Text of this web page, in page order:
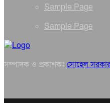
Sample Page
Sample Page
সম্পাদক ও প্রকাশকঃ সোহেল